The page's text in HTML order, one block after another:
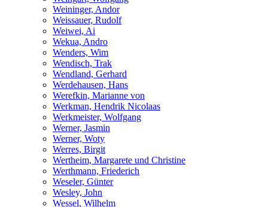
Weininger, Andor
Weissauer, Rudolf
Weiwei, Ai
Wekua, Andro
Wenders, Wim
Wendisch, Trak
Wendland, Gerhard
Werdehausen, Hans
Werefkin, Marianne von
Werkman, Hendrik Nicolaas
Werkmeister, Wolfgang
Werner, Jasmin
Werner, Woty
Werres, Birgit
Wertheim, Margarete und Christine
Werthmann, Friederich
Weseler, Günter
Wesley, John
Wessel, Wilhelm